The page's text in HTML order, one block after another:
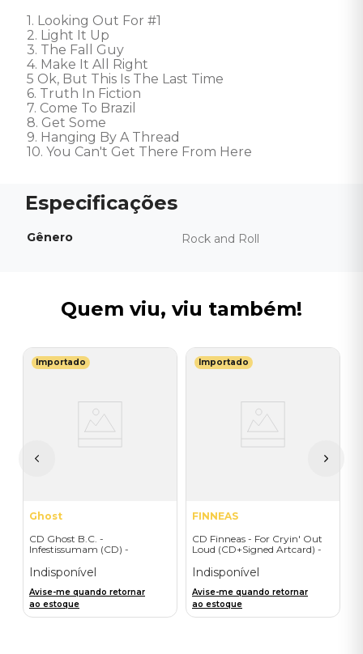
1. Looking Out For #1
2. Light It Up
3. The Fall Guy
4. Make It All Right
5 Ok, But This Is The Last Time
6. Truth In Fiction
7. Come To Brazil
8. Get Some
9. Hanging By A Thread
10. You Can't Get There From Here
Gênero Rock and Roll
Quem viu, viu também!
Importado
Ghost
CD Ghost B.C. -
Infestissumam (CD) -
Indisponível
Avise-me quando retornar
ao estoque
Importado
FINNEAS
CD Finneas - For Cryin' Out
Loud (CD+Signed Artcard) -
Indisponível
Avise-me quando retornar
ao estoque